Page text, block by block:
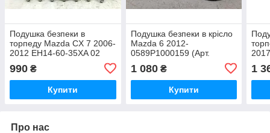
Подушка безпеки в
торпеду Mazda CX 7 2006-
2012 EH14-60-35XA 02
990 ₴
Купити
Подушка безпеки в крісло
Mazda 6 2012-
0589P1000159 (Арт.
1 080₴
Купити
1
Про нас